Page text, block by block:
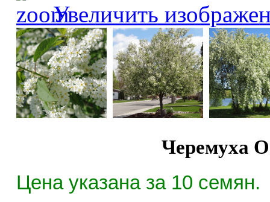
Увеличить
Черемуха
Цена указана за 10 семян.